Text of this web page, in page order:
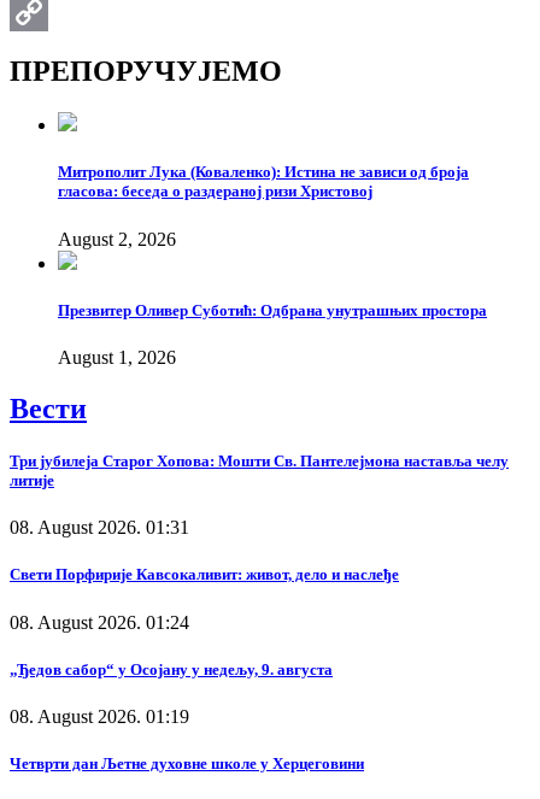
Email
ПРЕПОРУЧУЈЕМО
Митрополит Лука (Коваленко): Истина не зависи од броја
гласова: беседа о раздераној ризи Христовој
August 2, 2026
Презвитер Оливер Суботић: Одбрана унутрашњих простора
August 1, 2026
Вести
Три јубилеја Старог Хопова: Мошти Св. Пантелејмона наставља челу
литије
08. August 2026. 01:31
Свети Порфирије Кавсокаливит: живот, дело и наслеђе
08. August 2026. 01:24
„Ђедов сабор“ у Осојану у недељу, 9. августа
08. August 2026. 01:19
Четврти дан Љетне духовне школе у Херцеговини